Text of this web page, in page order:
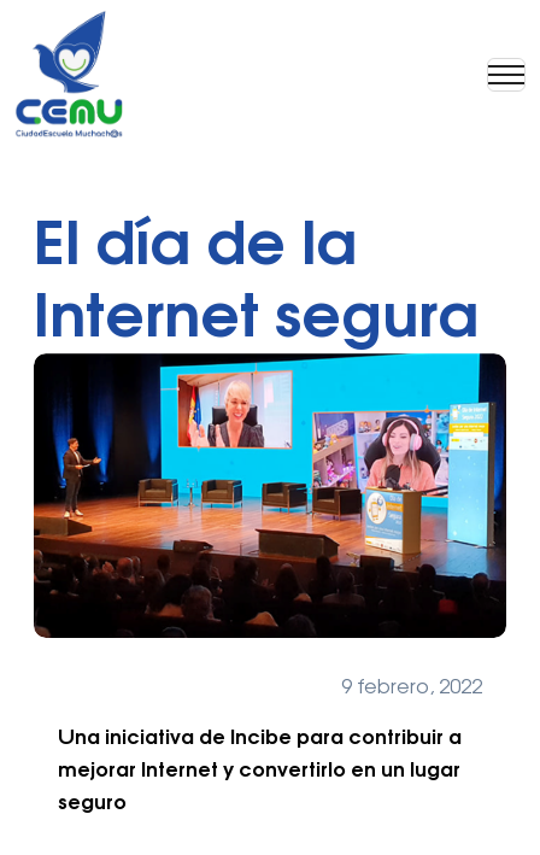
El día de la
Internet segura
9 febrero, 2022
Una iniciativa de Incibe para contribuir a
mejorar Internet y convertirlo en un lugar
seguro